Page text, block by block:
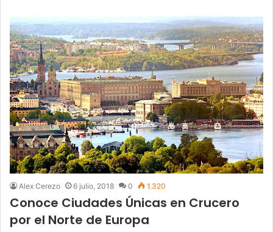
Alex Cerezo 6 julio, 2018 0 1.320
Conoce Ciudades Únicas en Crucero
por el Norte de Europa